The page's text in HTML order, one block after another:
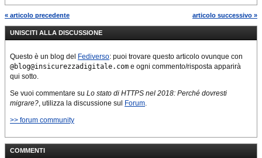
« articolo precedente articolo successivo »
UNISCITI ALLA DISCUSSIONE
Questo è un blog del Fediverso: puoi trovare questo articolo ovunque con
@blog@insicurezzadigitale.com e ogni commento/risposta apparirà
qui sotto.
Se vuoi commentare su Lo stato di HTTPS nel 2018: Perché dovresti
migrare?, utilizza la discussione sul Forum.
>> forum community
COMMENTI